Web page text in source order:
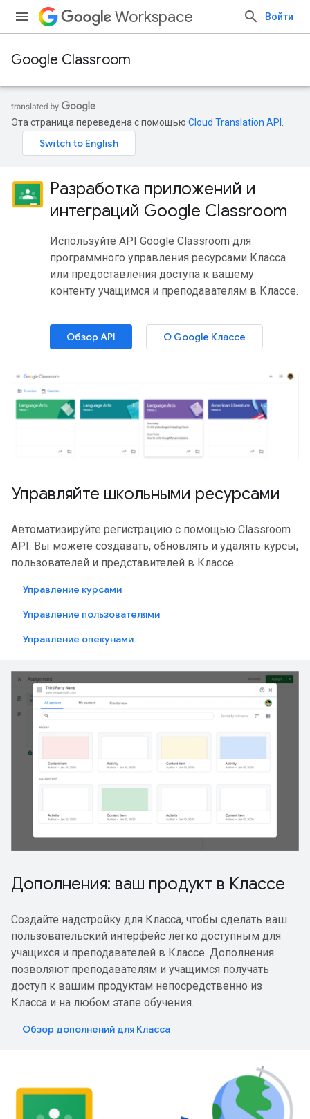
Workspace Войти
Google Classroom
Эта страница переведена с помощью Cloud Translation API
Разработка приложений и
интеграций Google Classroom
Используйте API Google Classroom для
программного управления ресурсами Класса
или предоставления доступа к вашему
контенту учащимся и преподавателям в Классе.
Обзор API О Google Классе
Управляйте школьными ресурсами
Автоматизируйте регистрацию с помощью Classroom
API. Вы можете создавать, обновлять и удалять курсы,
пользователей и представителей в Классе.
Управление курсами
Управление пользователями
Управление опекунами
Дополнения: ваш продукт в Классе
Создайте надстройку для Класса, чтобы сделать ваш
пользовательский интерфейс легко доступным для
учащихся и преподавателей в Классе. Дополнения
позволяют преподавателям и учащимся получать
доступ к вашим продуктам непосредственно из
Класса и на любом этапе обучения.
Обзор дополнений для Класса